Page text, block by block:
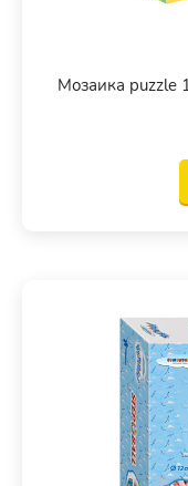
Мозаика puzzle